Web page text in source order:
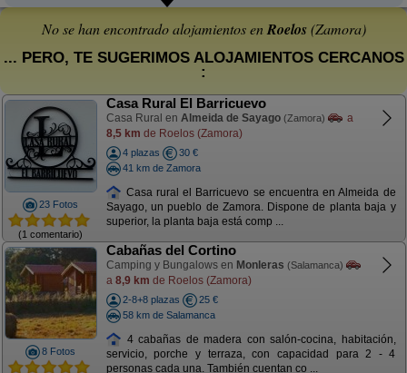
No se han encontrado alojamientos enRoelos(Zamora)
... PERO, TE SUGERIMOS ALOJAMIENTOS CERCANOS
:
23 Fotos
(1 comentario)
Casa Rural El Barricuevo
Casa Rural en Almeida de Sayago (Zamora)
a
8,5 km de Roelos (Zamora)
4 plazas
30 €
41 km de Zamora
Casa rural el Barricuevo se encuentra en Almeida de
Sayago, un pueblo de Zamora. Dispone de planta baja y
superior, la planta baja está comp ...
8 Fotos
Cabañas del Cortino
Camping y Bungalows en Monleras (Salamanca)
a 8,9 km de Roelos (Zamora)
2-8+8 plazas
25 €
58 km de Salamanca
4 cabañas de madera con salón-cocina, habitación,
servicio, porche y terraza, con capacidad para 2 - 4
personas cada una. También cuentan co ...